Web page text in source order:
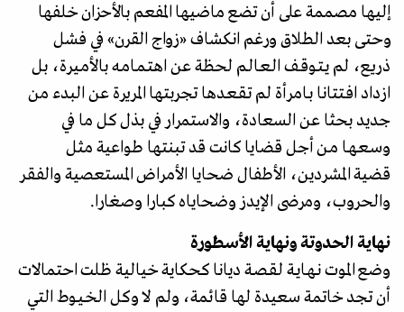
إليها مصممة على أن تضع ماضيها المفعم بالأحزان خلفها
وحتى بعد الطلاق ورغم انکشاف «زواج القرن» في فشل
ذريع، لم يـتـوقـف الـعـالـم لحظة عن اهتـمـامـه بالأمـيـرة، بل
ازداد افـتتانا بـامـرأة لم تـقـعـدها تجربتها المريرة عن البدء من
جديد بحثا عن السعادة، والاستمرار في بذل كل ما في
وسـعـهـا مـن أجل قضايا كانت قد تبنتها طواعية مثل
قضية المشردين، الأطفال ضحايا الأمـراض المستعصية والفـقـر
والحروب، ومرضى الإيدز وضحاياه كبارا وصغارا.
نهاية الحدوتة ونهاية الأسطورة
وضع الموت نـهـايـة لـقـصـة ديانا كحكاية خيالية ظلت احتمالات
أن تجد خاتمة سعيدة لها قائمة، ولم لا وكل الخـيـوط التي